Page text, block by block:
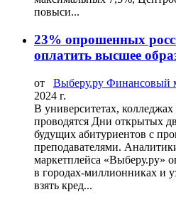
повыси...
23% опрошенных
оплатить высшее
от Выберу.ру Финансовый
2024 г.
В университетах,
проводятся Дни открытых
будущих абитуриентов с
преподавателями.
маркетплейса «Выберу.ру»
в городах-миллионниках и
взять кред...